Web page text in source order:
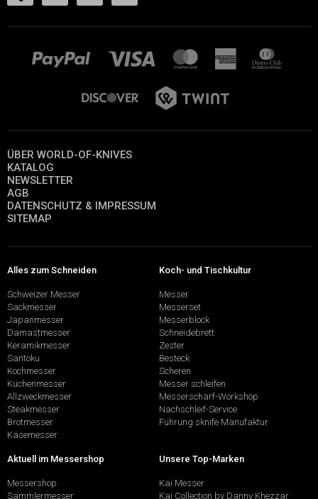
ÜBER WORLD-OF-KNIVES
KATALOG
NEWSLETTER
AGB
DATENSCHUTZ & IMPRESSUM
SITEMAP
Alles zum Schneiden
Schweizer Messer
Sackmesser
Japanmesser
Damastmesser
Keramikmesser
Santoku
Kochmesser
Küchenmesser
Allzweckmesser
Steakmesser
Brotmesser
Käsemesser
Koch- und Tischkultur
Messer
Messerset
Messerblock
Schneidebrett
Zester
Besteck
Scheren
Messer schleifen
Messerschärf-Workshop
Nachschleif-Service
Führung sknife Manufaktur
Aktuell im Messershop
Messershop
Sammlermesser
Unsere Top-Marken
Kai Messer
Kai Collection by Danny Khezzar